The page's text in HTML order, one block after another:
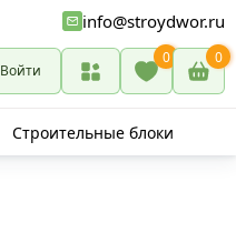
info@stroydwor.ru
Войти
0 0
Строительные блоки